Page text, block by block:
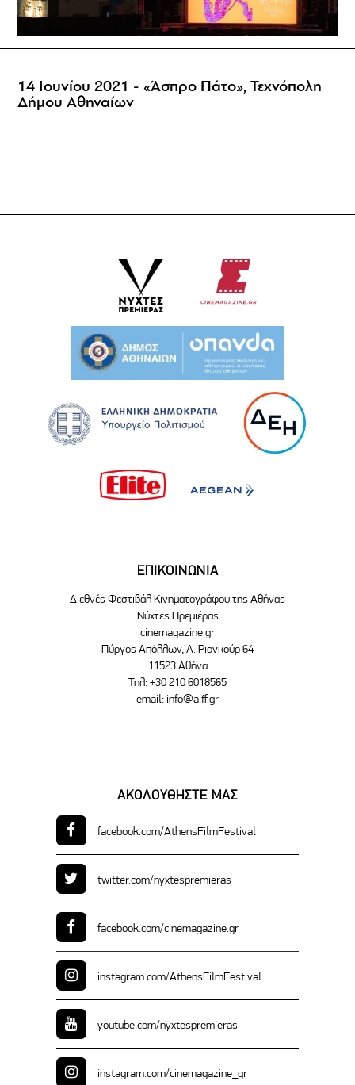
14 Ιουνίου 2021 - «Άσπρο Πάτο», Τεχνόπολη
Δήμου Αθηναίων
ΕΠΙΚΟΙΝΩΝΙΑ
Διεθνές Φεστιβάλ Κινηματογράφου της Αθήνας
Νύχτες Πρεμιέρας
cinemagazine.gr
Πύργος Απόλλων, Λ. Ριανκούρ 64
11523 Αθήνα
Τηλ: +30 210 6018565
email: info@aiff.gr
ΑΚΟΛΟΥΘΗΣΤΕ ΜΑΣ
facebook.com/AthensFilmFestival
twitter.com/nyxtespremieras
facebook.com/cinemagazine.gr
instagram.com/AthensFilmFestival
youtube.com/nyxtespremieras
instagram.com/cinemagazine_gr